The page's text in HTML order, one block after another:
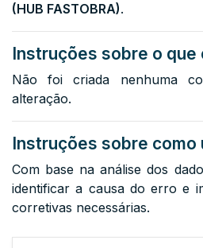
(HUB FASTOBRA).
Instruções sobre o que
Não foi criada nenhuma
alteração.
Instruções sobre como
Com base na análise dos
identificar a causa do erro e
corretivas necessárias.